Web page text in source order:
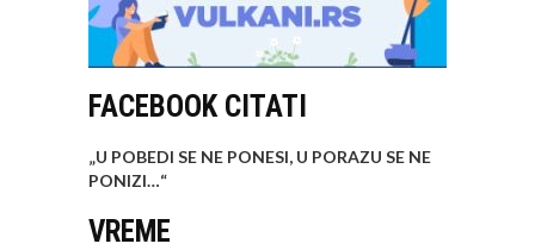
FACEBOOK CITATI
„U POBEDI SE NE PONESI, U PORAZU SE NE
PONIZI…“
VREME